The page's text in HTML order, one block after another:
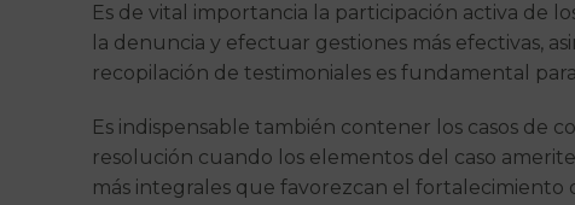
Es de vital importancia la participación activa de
la denuncia y efectuar gestiones más efectivas,
recopilación de testimoniales es fundamental
Es indispensable también contener los casos de
resolución cuando los elementos del caso
más integrales que favorezcan el fortalecimiento